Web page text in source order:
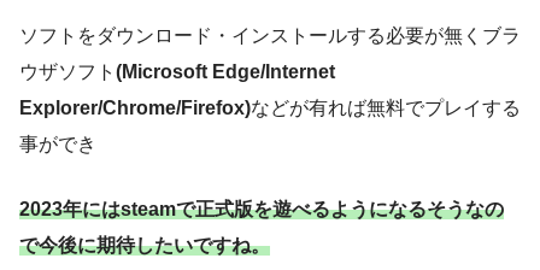
ソフトをダウンロード・インストールする必要が無くブラ
ウザソフト (Microsoft Edge/Internet
Explorer/Chrome/Firefox)などが有れば無料でプレイする
事ができ
2023年にはsteamで正式版を遊べるようになるそうなの
で今後に期待したいですね。